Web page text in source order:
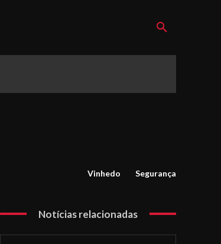
Vinhedo Segurança
Notícias relacionadas